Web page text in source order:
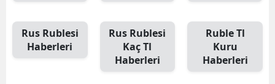
Rus Rublesi
Haberleri
Rus Rublesi
Kaç Tl
Haberleri
Ruble Tl
Kuru
Haberleri